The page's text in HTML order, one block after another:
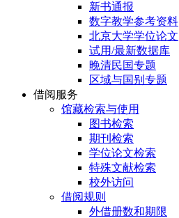
新书通报
数字教学参考资料
北京大学学位论文
试用/最新数据库
晚清民国专题
区域与国别专题
借阅服务
馆藏检索与使用
图书检索
期刊检索
学位论文检索
特殊文献检索
校外访问
借阅规则
外借册数和期限